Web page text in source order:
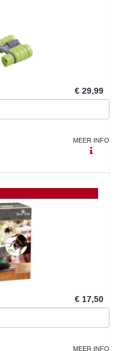
€ 29,99
MEER INFO
€ 17,50
MEER INFO